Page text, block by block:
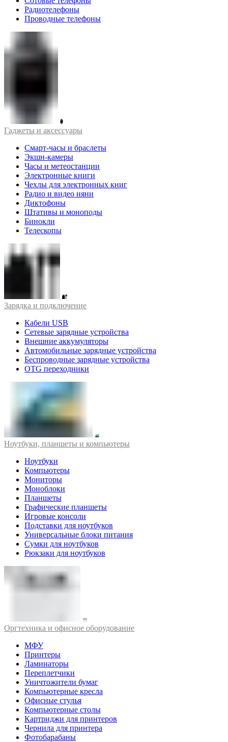
Радиотелефоны
Проводные телефоны
Гаджеты и аксессуары
Смарт-часы и браслеты
Экшн-камеры
Часы и метеостанции
Электронные книги
Чехлы для электронных книг
Радио и видео няни
Диктофоны
Штативы и моноподы
Бинокли
Телескопы
Зарядка и подключение
Кабели USB
Сетевые зарядные устройства
Внешние аккумуляторы
Автомобильные зарядные устройства
Беспроводные зарядные устройства
OTG переходники
Ноутбуки, планшеты и компьютеры
Ноутбуки
Компьютеры
Мониторы
Моноблоки
Планшеты
Графические планшеты
Игровые консоли
Подставки для ноутбуков
Универсальные блоки питания
Сумки для ноутбуков
Рюкзаки для ноутбуков
Оргтехника и офисное оборудование
МФУ
Принтеры
Ламинаторы
Переплетчики
Уничтожители бумаг
Компьютерные кресла
Офисные стулья
Компьютерные столы
Картриджи для принтеров
Чернила для принтера
Фотобарабаны